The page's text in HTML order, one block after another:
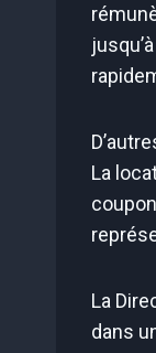
La
La
dans